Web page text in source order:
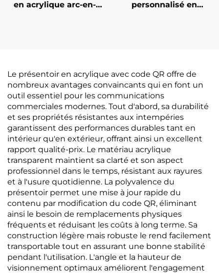
en acrylique arc-en-
personnalisé en
Le présentoir en acrylique avec code QR offre de
nombreux avantages convaincants qui en font un
outil essentiel pour les communications
commerciales modernes. Tout d'abord, sa durabilité
et ses propriétés résistantes aux intempéries
garantissent des performances durables tant en
intérieur qu'en extérieur, offrant ainsi un excellent
rapport qualité-prix. Le matériau acrylique
transparent maintient sa clarté et son aspect
professionnel dans le temps, résistant aux rayures
et à l'usure quotidienne. La polyvalence du
présentoir permet une mise à jour rapide du
contenu par modification du code QR, éliminant
ainsi le besoin de remplacements physiques
fréquents et réduisant les coûts à long terme. Sa
construction légère mais robuste le rend facilement
transportable tout en assurant une bonne stabilité
pendant l'utilisation. L'angle et la hauteur de
visionnement optimaux améliorent l'engagement